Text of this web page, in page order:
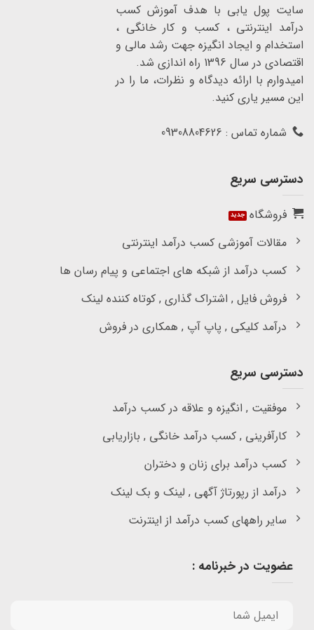
سایت پول یابی با هدف آموزش کسب
درآمد اینترنتی ، کسب و کار خانگی ،
استخدام و ایجاد انگیزه جهت رشد مالی و
اقتصادی در سال 1396 راه اندازی شد.
امیدوارم با ارائه دیدگاه و نظرات، ما را در
این مسیر یاری کنید.
شماره تماس : 09308804626
دسترسی سریع
فروشگاه
مقالات آموزشی کسب درآمد اینترنتی
کسب درآمد از شبکه های اجتماعی و پیام رسان ها
فروش فایل , اشتراک گذاری , کوتاه کننده لینک
درآمد کلیکی , پاپ آپ , همکاری در فروش
دسترسی سریع
موفقیت , انگیزه و علاقه در کسب درآمد
کارآفرینی , کسب درآمد خانگی , بازاریابی
کسب درآمد برای زنان و دختران
درآمد از رپورتاژ آگهی , لینک و بک لینک
سایر راههای کسب درآمد از اینترنت
عضویت در خبرنامه :